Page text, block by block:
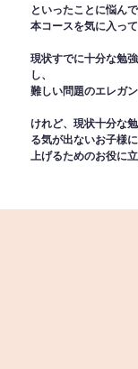
といったことに悩ん
本コースを気に入っ
現状すでに十分な勉
し、
難しい問題のエレガ
けれど、現状十分な
る気が出ないお子様
上げるためのお役に